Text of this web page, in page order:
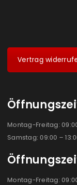
Vertrag
Montag-Freitag:
Samstag: 09:00 –
Montag-Freitag: